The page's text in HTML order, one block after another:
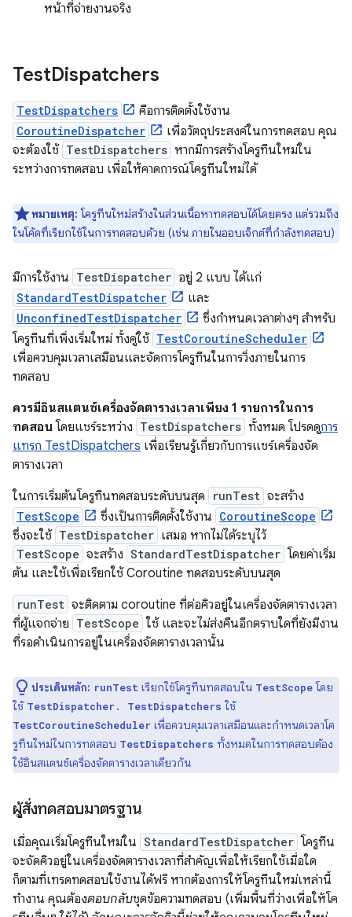
หน้าที่จ่ายงานจริง
TestDispatchers
TestDispatchers คือการติดตั้งใช้งาน
CoroutineDispatcher
เพื่อวัตถุประสงค์ในการทดสอบ คุณ
จะต้องใช้ TestDispatchers หากมีการสร้างโครูทีนใหม่ใน
ระหว่างการทดสอบ เพื่อให้คาดการณ์โครูทีนใหม่ได้
หมายเหตุ: โครูทีนใหม่สร้างในส่วนเนื้อหาทดสอบได้โดยตรง แต่รวมถึง
ในโค้ดที่เรียกใช้ในการทดสอบด้วย (เช่น ภายในออบเจ็กต์ที่กำลังทดสอบ)
มีการใช้งาน TestDispatcher อยู่ 2 แบบ ได้แก่
StandardTestDispatcher และ
UnconfinedTestDispatcher
ซึ่งกำหนดเวลาต่างๆ สำหรับ
โครูทีนที่เพิ่งเริ่มใหม่ ทั้งคู่ใช้ TestCoroutineScheduler
เพื่อควบคุมเวลาเสมือนและจัดการโครูทีนในการวิ่งภายในการ
ทดสอบ
ควรมีอินสแตนซ์เครื่องจัดตารางเวลาเพียง 1 รายการในการ
ทดสอบ โดยแชร์ระหว่าง TestDispatchers ทั้งหมด โปรดดูการ
แทรก TestDispatchers เพื่อเรียนรู้เกี่ยวกับการแชร์เครื่องจัด
ตารางเวลา
ในการเริ่มต้นโครูทีนทดสอบระดับบนสุด
runTest จะสร้าง
TestScope ซึ่งเป็นการติดตั้งใช้งาน CoroutineScope
ซึ่งจะใช้ TestDispatcher เสมอ หากไม่ได้ระบุไว้
TestScope จะสร้าง StandardTestDispatcher โดยค่าเริ่ม
ต้น และใช้เพื่อเรียกใช้ Coroutine ทดสอบระดับบนสุด
runTest จะติดตาม coroutine ที่ต่อคิวอยู่ในเครื่องจัดตารางเวลา
ที่ผู้แจกจ่าย TestScope ใช้ และจะไม่ส่งคืนอีกตราบใดที่ยังมีงาน
ที่รอดำเนินการอยู่ในเครื่องจัดตารางเวลานั้น
ประเด็นหลัก: runTest เรียกใช้โครูทีนทดสอบใน TestScopeโดย
ใช้ TestDispatcher. TestDispatchers ใช้
TestCoroutineScheduler เพื่อควบคุมเวลาเสมือนและกำหนดเวลาโค
รูทีนใหม่ในการทดสอบ TestDispatchers ทั้งหมดในการทดสอบต้อง
ใช้อินสแตนซ์เครื่องจัดตารางเวลาเดียวกัน
ผู้สั่งทดสอบมาตรฐาน
เมื่อคุณเริ่มโครูทีนใหม่ใน StandardTestDispatcher โครูทีน
จะจัดคิวอยู่ในเครื่องจัดตารางเวลาที่สำคัญเพื่อให้เรียกใช้เมื่อใด
ก็ตามที่เทรดทดสอบใช้งานได้ฟรี หากต้องการให้โครูทีนใหม่เหล่านี้
ทํางาน คุณต้องตอบกลับชุดข้อความทดสอบ (เพิ่มพื้นที่ว่างเพื่อให้โค